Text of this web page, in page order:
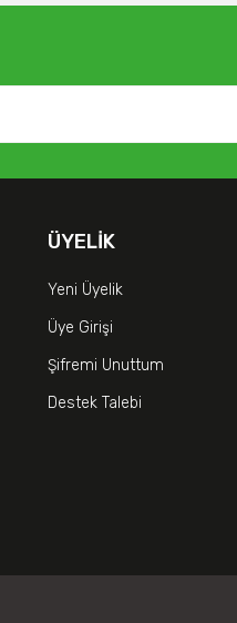
ÜYELIK
Yeni Üyelik
Üye Girişi
Şifremi Unuttum
Destek Talebi